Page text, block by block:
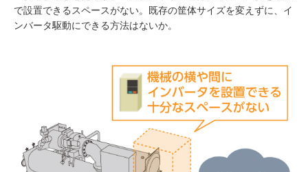
で設置できるスペースがない。既存の筐体サイズを変えずに、イ
ンバータ駆動にできる方法はないか。